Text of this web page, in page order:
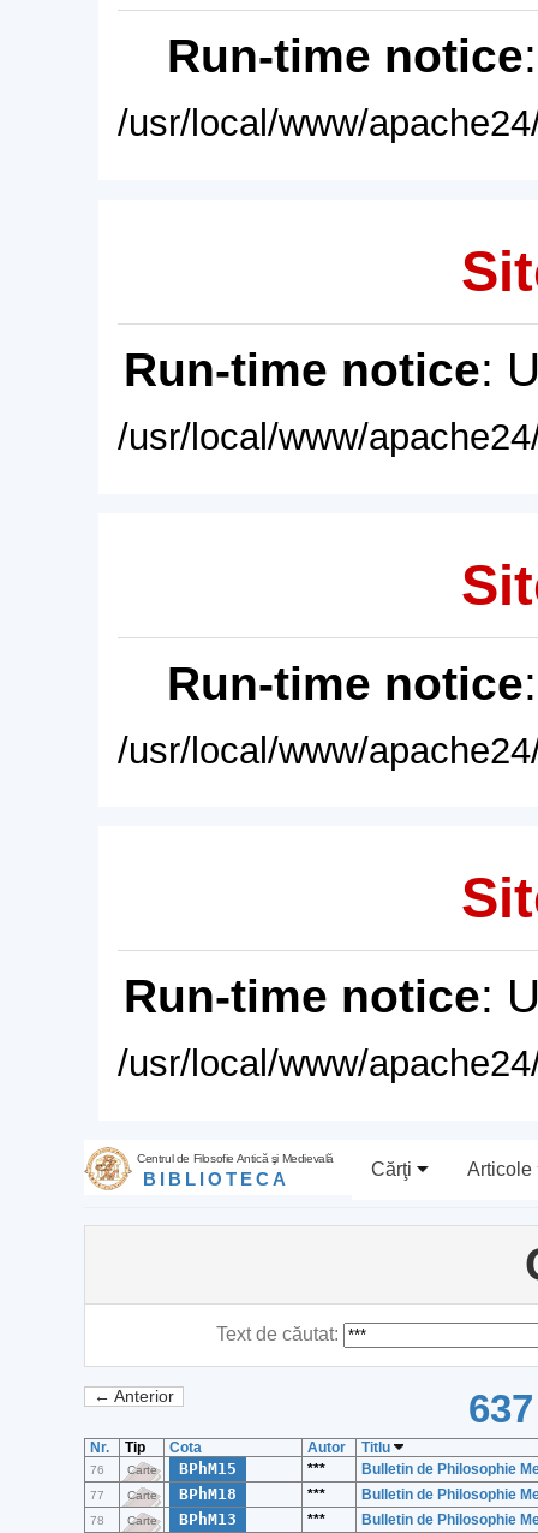
Run-time notice
/usr/local/www/
Run-time notice:
/usr/local/www/
Run-time notice
/usr/local/www/
Run-time notice:
/usr/local/www/
Centrul de Filosofie Antică şi Medievală
BIBLIOTECA Cărţi Articole
Text de căutat:
← Anterior
Nr. Tip Cota Autor Titlu
76 Carte BPhM15 *** Bulletin de Philosophie
77 Carte BPhM18 *** Bulletin de Philosophie
78 Carte BPhM13 *** Bulletin de Philosophie